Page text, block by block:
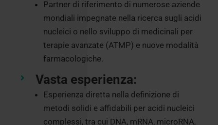
Partner di riferimento di numerose aziende
mondiali impegnate nella ricerca sugli acidi
nucleici o nello sviluppo di medicinali per
terapie avanzate (ATMP) e nuove modalità
farmacologiche.
Vasta esperienza:
Esperienza diretta nella definizione di
metodi solidi e affidabili per acidi nucleici
complessi, tra cui DNA, mRNA, microRNA,